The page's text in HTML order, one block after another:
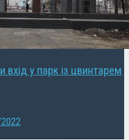
вхід у парк із цвинтарем